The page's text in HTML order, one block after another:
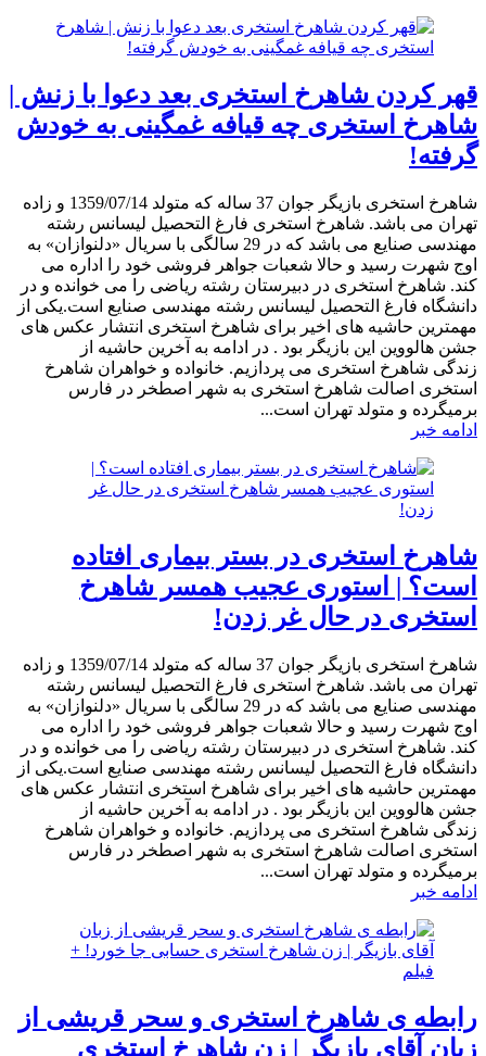
قهر کردن شاهرخ استخری بعد دعوا با زنش |
شاهرخ استخری چه قیافه غمگینی به خودش
گرفته!
شاهرخ استخری بازیگر جوان 37 ساله که متولد 1359/07/14 و زاده
تهران می باشد. شاهرخ استخری فارغ التحصیل لیسانس رشته
مهندسی صنایع می باشد که در 29 سالگی با سریال «دلنوازان» به
اوج شهرت رسید و حالا شعبات جواهر فروشی خود را اداره می
کند. شاهرخ استخری در دبیرستان رشته ریاضی را می خوانده و در
دانشگاه فارغ التحصیل لیسانس رشته مهندسی صنایع است.یکی از
مهمترین حاشیه های اخیر برای شاهرخ استخری انتشار عکس های
جشن هالووین این بازیگر بود . در ادامه به آخرین حاشیه از
زندگی شاهرخ استخری می پردازیم. خانواده و خواهران شاهرخ
استخری اصالت شاهرخ استخری به شهر اصطخر در فارس
برمیگرده و متولد تهران است...
ادامه خبر
شاهرخ استخری در بستر بیماری افتاده
است؟ | استوری عجیب همسر شاهرخ
استخری در حال غر زدن!
شاهرخ استخری بازیگر جوان 37 ساله که متولد 1359/07/14 و زاده
تهران می باشد. شاهرخ استخری فارغ التحصیل لیسانس رشته
مهندسی صنایع می باشد که در 29 سالگی با سریال «دلنوازان» به
اوج شهرت رسید و حالا شعبات جواهر فروشی خود را اداره می
کند. شاهرخ استخری در دبیرستان رشته ریاضی را می خوانده و در
دانشگاه فارغ التحصیل لیسانس رشته مهندسی صنایع است.یکی از
مهمترین حاشیه های اخیر برای شاهرخ استخری انتشار عکس های
جشن هالووین این بازیگر بود . در ادامه به آخرین حاشیه از
زندگی شاهرخ استخری می پردازیم. خانواده و خواهران شاهرخ
استخری اصالت شاهرخ استخری به شهر اصطخر در فارس
برمیگرده و متولد تهران است...
ادامه خبر
رابطه ی شاهرخ استخری و سحر قریشی از
زبان آقای بازیگر | زن شاهرخ استخری